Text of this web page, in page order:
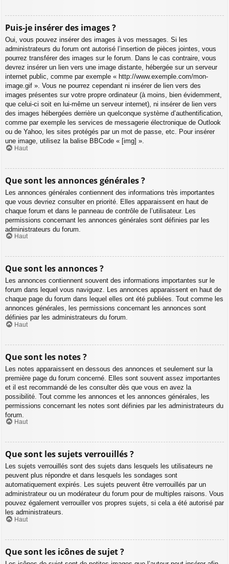
Puis-je insérer des images ?
Oui, vous pouvez insérer des images à vos messages. Si les
administrateurs du forum ont autorisé l’insertion de pièces jointes, vous
pourrez transférer des images sur le forum. Dans le cas contraire, vous
devrez insérer un lien vers une image distante, hébergée sur un serveur
internet public, comme par exemple « http://www.exemple.com/mon-
image.gif ». Vous ne pourrez cependant ni insérer de lien vers des
images présentes sur votre propre ordinateur (à moins, bien évidemment,
que celui-ci soit en lui-même un serveur internet), ni insérer de lien vers
des images hébergées derrière un quelconque système d’authentification,
comme par exemple les services de messagerie électronique de Outlook
ou de Yahoo, les sites protégés par un mot de passe, etc. Pour insérer
une image, utilisez la balise BBCode « [img] ».
Haut
Que sont les annonces générales ?
Les annonces générales contiennent des informations très importantes
que vous devriez consulter en priorité. Elles apparaissent en haut de
chaque forum et dans le panneau de contrôle de l’utilisateur. Les
permissions concernant les annonces générales sont définies par les
administrateurs du forum.
Haut
Que sont les annonces ?
Les annonces contiennent souvent des informations importantes sur le
forum dans lequel vous naviguez. Les annonces apparaissent en haut de
chaque page du forum dans lequel elles ont été publiées. Tout comme les
annonces générales, les permissions concernant les annonces sont
définies par les administrateurs du forum.
Haut
Que sont les notes ?
Les notes apparaissent en dessous des annonces et seulement sur la
première page du forum concerné. Elles sont souvent assez importantes
et il est recommandé de les consulter dès que vous en avez la
possibilité. Tout comme les annonces et les annonces générales, les
permissions concernant les notes sont définies par les administrateurs du
forum.
Haut
Que sont les sujets verrouillés ?
Les sujets verrouillés sont des sujets dans lesquels les utilisateurs ne
peuvent plus répondre et dans lesquels les sondages sont
automatiquement expirés. Les sujets peuvent être verrouillés par un
administrateur ou un modérateur du forum pour de multiples raisons. Vous
pouvez également verrouiller vos propres sujets, si cela a été autorisé par
les administrateurs.
Haut
Que sont les icônes de sujet ?